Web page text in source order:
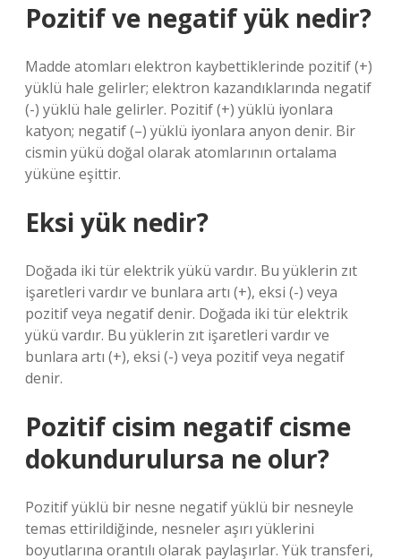
Pozitif ve negatif yük nedir?
Madde atomları elektron kaybettiklerinde pozitif (+)
yüklü hale gelirler; elektron kazandıklarında negatif
(-) yüklü hale gelirler. Pozitif (+) yüklü iyonlara
katyon; negatif (–) yüklü iyonlara anyon denir. Bir
cismin yükü doğal olarak atomlarının ortalama
yüküne eşittir.
Eksi yük nedir?
Doğada iki tür elektrik yükü vardır. Bu yüklerin zıt
işaretleri vardır ve bunlara artı (+), eksi (-) veya
pozitif veya negatif denir. Doğada iki tür elektrik
yükü vardır. Bu yüklerin zıt işaretleri vardır ve
bunlara artı (+), eksi (-) veya pozitif veya negatif
denir.
Pozitif cisim negatif cisme
dokundurulursa ne olur?
Pozitif yüklü bir nesne negatif yüklü bir nesneyle
temas ettirildiğinde, nesneler aşırı yüklerini
boyutlarına orantılı olarak paylaşırlar. Yük transferi,